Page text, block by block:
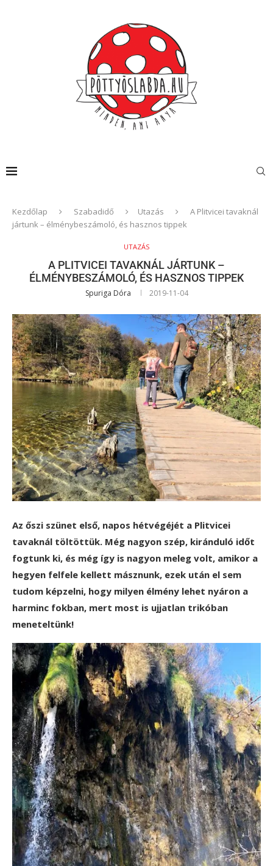
Kezdőlap Szabadidő Utazás
A Plitvicei tavaknál
jártunk – élménybeszámoló, és hasznos tippek
UTAZÁS
A PLITVICEI TAVAKNÁL JÁRTUNK –
ÉLMÉNYBESZÁMOLÓ, ÉS HASZNOS TIPPEK
Spuriga Dóra 2019-11-04
Az őszi szünet első, napos hétvégéjét a Plitvicei
tavaknál töltöttük. Még nagyon szép, kiránduló időt
fogtunk ki, és még így is nagyon meleg volt, amikor a
hegyen felfele kellett másznunk, ezek után el sem
tudom képzelni, hogy milyen élmény lehet nyáron a
harminc fokban, mert most is ujjatlan trikóban
meneteltünk!